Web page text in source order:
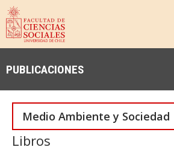
DEPARTAMENTOS
ANTROPOLOGÍA
PREGRADO
PUBLICACIONES
Medio Ambiente y Sociedad
Libros